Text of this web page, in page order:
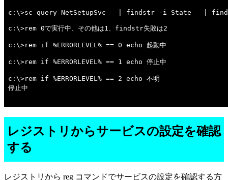
c:\>sc query NetSetupSvc   | findstr -i State   |
c:\>rem 0で実行中、その他は1、findstr失敗は2
c:\>rem if %ERRORLEVEL% == 0 echo 起動中
c:\>rem if %ERRORLEVEL% == 1 echo 停止中
c:\>rem if %ERRORLEVEL% == 2 echo 不明
停止中
レジストリからサービスの設定を確認
する
レジストリから reg コマンドでサービスの設定を確認する方